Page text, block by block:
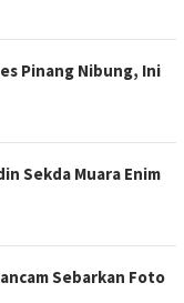
Pinang Nibung, Ini
Sekda Muara Enim
Sebarkan Foto